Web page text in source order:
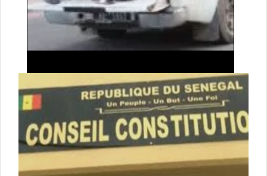
blanches et occupations anarchiques ciblées
Le Commissariat d'arrondissement de la Médina a mené, le 4
août 2026, une vaste opération de sécurisation dans plusieurs
secteurs ...
lire plus